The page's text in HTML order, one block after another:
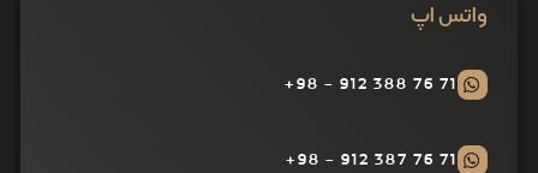
واتس اپ
71 76 388 912 - 98+
71 76 387 912 - 98+